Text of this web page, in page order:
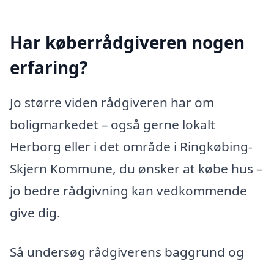
Har køberrådgiveren nogen
erfaring?
Jo større viden rådgiveren har om
boligmarkedet – også gerne lokalt
Herborg eller i det område i Ringkøbing-
Skjern Kommune, du ønsker at købe hus –
jo bedre rådgivning kan vedkommende
give dig.
Så undersøg rådgiverens baggrund og